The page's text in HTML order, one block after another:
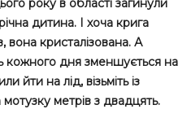
дитина. І хоча крига
вона кристалізована. А
кожного дня зменшується на
йти на лід, візьміть із
метрів з двадцять.